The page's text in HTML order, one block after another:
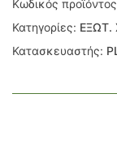
Κωδικός
Κατηγορίες: ΕΞΩΤ.
Κατασκευαστής: